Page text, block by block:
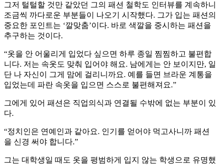
그저 털털할 것만 같았던 그의 패션 철학도 인터뷰를 계속하니
조금씩 까다로운 부분들이 나오기 시작했다. 그가 입는 패션의
중요한 포인트는 ‘깔맞춤’이다. 바로 색깔을 중시하는 패션을
추구하는 것이다.
“옷을 안 어울리게 입었다 싶으면 하루 종일 찜찜하고 불편합
니다. 저는 속옷도 맞춰 입어야 해요. 남에게는 안 보이지만, 일
단 나 자신이 그게 맘에 걸리니까요. 예를 들면 브라운 계통을
입었는데 파란 속옷을 입으면 스스로 불편해져요.”
그에게 있어 패션은 직업의식과 연결될 수밖에 없는 부분이 있
다.
“정치인은 연예인과 같아요. 인기를 얻어야 먹고사니까 패션
을 신경 써야 합니다.”
그는 대학생일 때도 옷을 평범하게 입지 않는 학생으로 유명했